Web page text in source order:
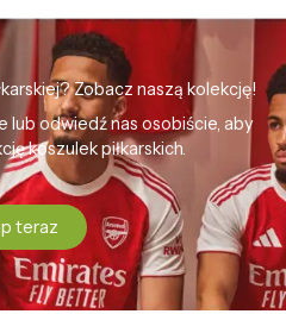
Zobacz naszą kolekcję!
lub odwiedź nas osobiście, aby
koszulek piłkarskich.
teraz